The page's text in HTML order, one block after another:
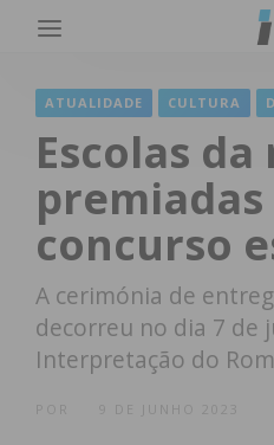
ATUALIDADE CULTURA
Escolas
premiadas
concurso
A cerimónia de
decorreu no dia 7 de
Interpretação do